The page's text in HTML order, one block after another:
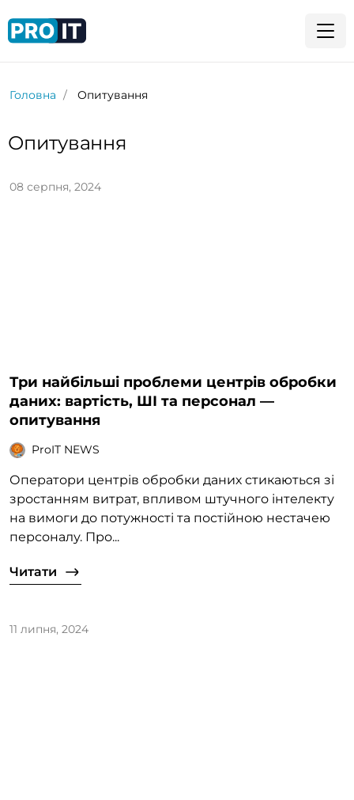
Головна Опитування
Опитування
08 серпня, 2024
Три найбільші проблеми центрів обробки
даних: вартість, ШІ та персонал —
опитування
ProIT NEWS
Оператори центрів обробки даних стикаються зі
зростанням витрат, впливом штучного інтелекту
на вимоги до потужності та постійною нестачею
персоналу. Про...
Читати
11 липня, 2024